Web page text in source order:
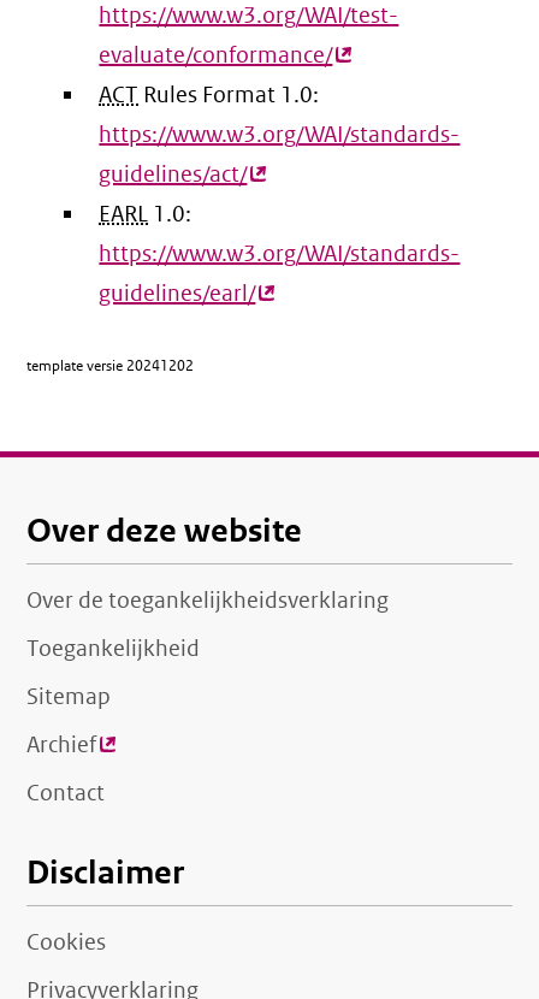
https://www.w3.org/WAI/test-
evaluate/conformance/(externe
ACT Rules Format 1.0:
https://www.w3.org/WAI/standards-
guidelines/act/(externe
EARL 1.0:
https://www.w3.org/WAI/standards-
guidelines/earl/(externe
template versie 20241202
Over deze website
Over de toegankelijkheidsverklaring
Toegankelijkheid
Sitemap
Archief(externe
link)
Contact
Disclaimer
Cookies
Privacyverklaring